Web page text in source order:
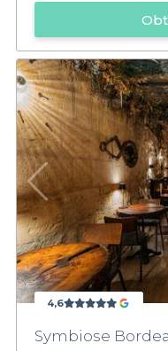
4,6
Symbiose